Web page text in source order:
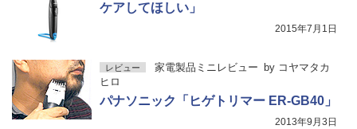
ケアしてほしい」
2015年7月1日
レビュー 家電製品ミニレビュー by コヤマタカ
ヒロ
パナソニック「ヒゲトリマー ER-GB40」
2013年9月3日